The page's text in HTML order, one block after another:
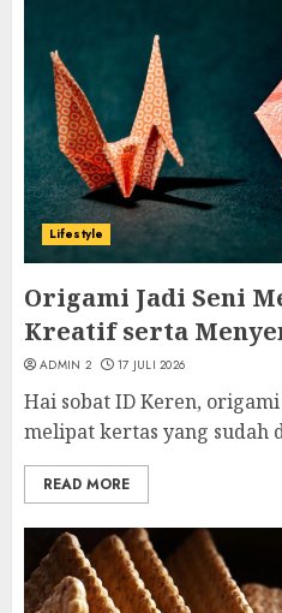
Lifestyle
Origami Jadi Seni
Kreatif serta
ADMIN 2 17 JULI 2026
Hai sobat ID Keren,
melipat kertas yang sudah
READ MORE